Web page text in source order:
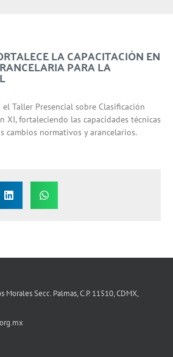
LA CAPACITACIÓN EN
PARA LA
el Taller Presencial sobre Clasificación
XI, fortaleciendo las capacidades técnicas
cambios normativos y arancelarios.
Morales Secc. Palmas, C.P. 11510, CDMX,